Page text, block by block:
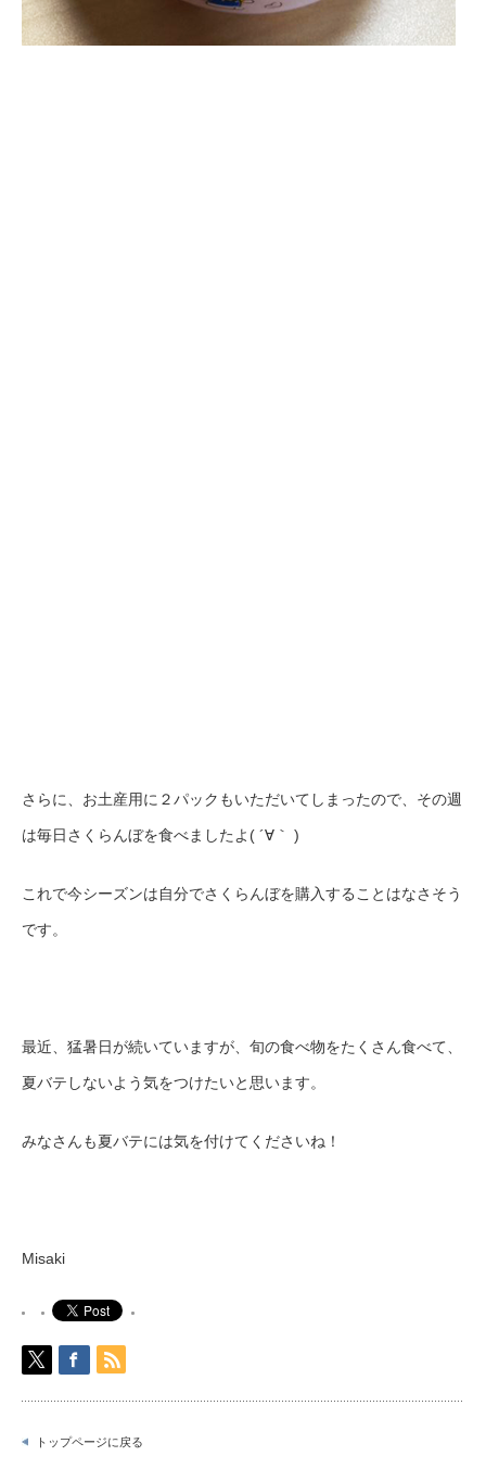
さらに、お土産用に２パックもいただいてしまったので、その週
は毎日さくらんぼを食べましたよ ( ´∀ ｀ )
これで今シーズンは自分でさくらんぼを購入することはなさそう
です。
最近、猛暑日が続いていますが、旬の食べ物をたくさん食べて、
夏バテしないよう気をつけたいと思います。
みなさんも夏バテには気を付けてくださいね！
Misaki
トップページに戻る